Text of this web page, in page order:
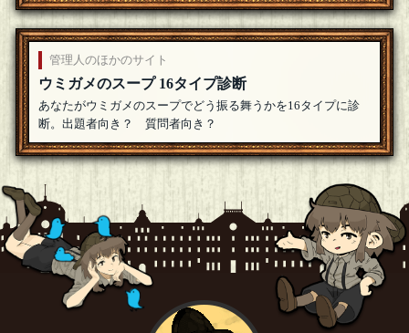
管理人のほかのサイト
ウミガメのスープ 16タイプ診断
あなたがウミガメのスープでどう振る舞うかを16タイプに診
断。出題者向き？ 質問者向き？